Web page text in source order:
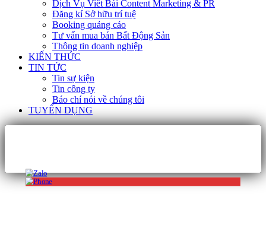
Dịch Vụ Viết Bài Content Marketing & PR
Đăng kí Sở hữu trí tuệ
Booking quảng cáo
Tư vấn mua bán Bất Động Sản
Thông tin doanh nghiệp
KIẾN THỨC
TIN TỨC
Tin sự kiện
Tin công ty
Báo chí nói về chúng tôi
TUYỂN DỤNG